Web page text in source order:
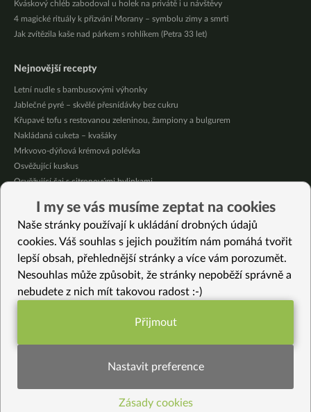
Kváskový chléb zabodoval u holek na privátě i u návštěvy
4 magické rituály k přizvání Morany – symbolu zimy a smrti
Jak zvítězila kaše nad párkem s rohlíkem (Petra 33 let)
Nejnovější recepty
Letní nudle s bambusovými výhonky
Jablečné pyré – skvělé přesnídávky bez cukru
Křupavé tofu s restovanou zeleninou, žampiony a bulgurem
Nakládaná cuketa – kvašáky
Mrkvovo-dýňová krémová polévka
Osvěžující kuskus
Osvěžující čaj s citronovými bylinkami
Čokoládové muffiny s mangovým krémem
Meruňky a jablka v citrónovém želé
Vybrané recepty
Krém ze zelené dýně Marina di Chioggia
Kokosová polévka s bazalkou
Meruňkový krém s amasaké
I my se vás musíme zeptat na cookies
Naše stránky používají k ukládání drobných údajů
cookies. Váš souhlas s jejich použitím nám pomáhá tvořit
lepší obsah, přehlednější stránky a více vám porozumět.
Nesouhlas může způsobit, že stránky nepoběží správně a
nebudete z nich mít takovou radost :-)
Funkční nastavení potřebujeme (vždy
Statistiky pro lepší obsah
Přijmout
Nastavit preference
Zásady cookies